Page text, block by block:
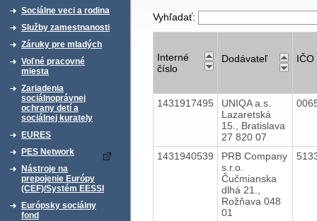
Sociálne veci a rodina
Služby zamestnanosti
Záruky pre mladých
Voľné pracovné
miesta
Zariadenia
sociálnoprávnej
ochrany detí a
sociálnej kurately
EURES
PES Network
Nástroje na
prepojenie Európy
(CEF)/Systém EESSI
Európsky sociálny
fond
Vyhľadať:
Interné
číslo
Dodávateľ IČO
1431917495
UNIQA a.s.
Lazaretská
15., Bratislava
27 820 07
1431940539
PRB Company
s.r.o.
Čučmianska
dlhá 21.,
Rožňava 048
01